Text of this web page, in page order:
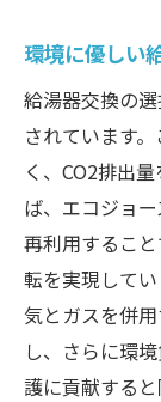
は
最新
長期
給湯
コス
省エ
給湯
進化する
未来
環境に優しい
給湯器交換の
されています
く、CO2排出
ば、エコジョ
再利用するこ
転を実現して
気とガスを併
し、さらに環
護に貢献する